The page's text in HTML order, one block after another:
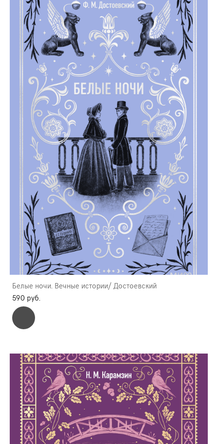
Белые ночи. Вечные истории/ Достоевский
590 pуб.